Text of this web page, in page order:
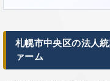
札幌市中央区の法人
ァーム